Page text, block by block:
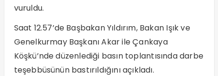
vuruldu.
Saat 12.57’de Başbakan Yıldırım, Bakan Işık ve
Genelkurmay Başkanı Akar ile Çankaya
Köşkü’nde düzenlediği basın toplantısında darbe
teşebbüsünün bastırıldığını açıkladı.